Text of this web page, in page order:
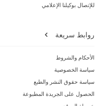
للإتصال بوكيلنا الإعلامي
روابط سريعة
الأحكام والشروط
سياسة الخصوصية
سياسة حقوق النشر والطبع
الحصول على الجريدة المطبوعة